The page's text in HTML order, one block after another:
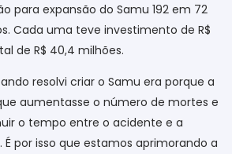
para expansão do Samu 192 em 72
Cada uma teve investimento de R$
de R$ 40,4 milhões.
resolvi criar o Samu era porque a
aumentasse o número de mortes e
o tempo entre o acidente e a
É por isso que estamos aprimorando a